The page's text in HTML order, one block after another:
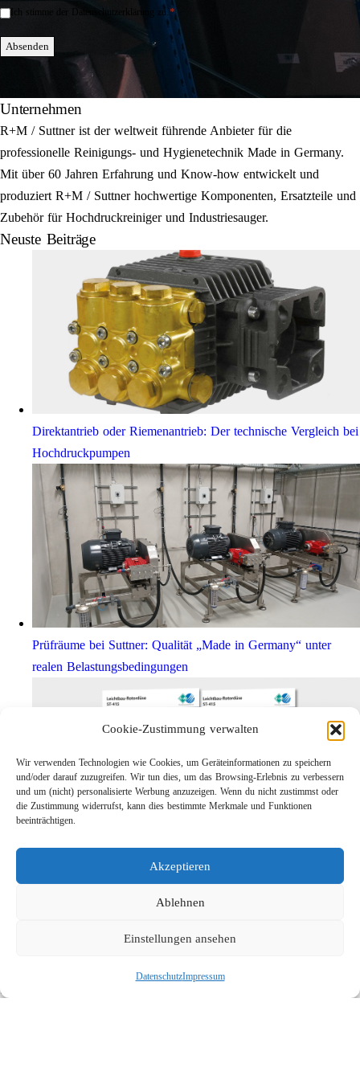
Cookie-Zustimmung verwalten
Wir verwenden Technologien wie Cookies, um Geräteinformationen zu speichern
und/oder darauf zuzugreifen. Wir tun dies, um das Browsing-Erlebnis zu verbessern
und um (nicht) personalisierte Werbung anzuzeigen. Wenn du nicht zustimmst oder
die Zustimmung widerrufst, kann dies bestimmte Merkmale und Funktionen
beeinträchtigen.
Akzeptieren
Ablehnen
Einstellungen ansehen
DatenschutzImpressum
Einwilligung
Ich stimme der Datenschutzerklärung zu.*
Absenden
Unternehmen
R+M / Suttner ist der weltweit führende Anbieter für die
professionelle Reinigungs- und Hygienetechnik Made in Germany.
Mit über 60 Jahren Erfahrung und Know-how entwickelt und
produziert R+M / Suttner hochwertige Komponenten, Ersatzteile und
Zubehör für Hochdruckreiniger und Industriesauger.
Neuste Beiträge
Direktantrieb oder Riemenantrieb: Der technische Vergleich bei
Hochdruckpumpen
Prüfräume bei Suttner: Qualität „Made in Germany“ unter
realen Belastungsbedingungen
Links
Suche